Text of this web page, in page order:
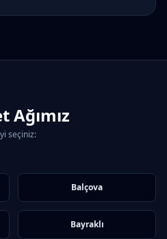
seçiniz:
Balçova
Bayraklı